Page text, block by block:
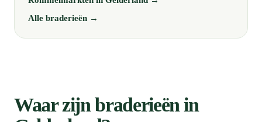
Alle braderieën →
Waar zijn braderieën in